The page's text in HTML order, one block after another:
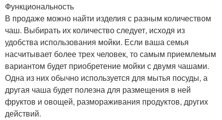
Функциональность
В продаже можно найти изделия с разным количеством
чаш. Выбирать их количество следует, исходя из
удобства использования мойки. Если ваша семья
насчитывает более трех человек, то самым приемлемым
вариантом будет приобретение мойки с двумя чашами.
Одна из них обычно используется для мытья посуды, а
другая чаша будет полезна для размещения в ней
фруктов и овощей, размораживания продуктов, других
действий.